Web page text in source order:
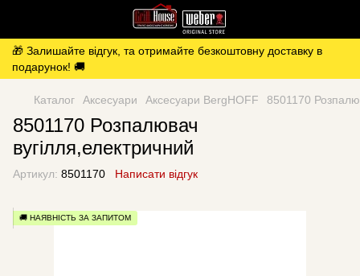
🎁 Залишайте відгук, та отримайте безкоштовну доставку в
подарунок! 🚚
Каталог Аксесуари Аксесуари BergHOFF 8501170
8501170 Розпалювач
вугілля,електричний
Артикул: 8501170 Написати відгук
🚚 НАЯВНІСТЬ ЗА ЗАПИТОМ